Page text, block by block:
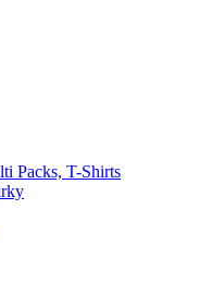
Packs, T-Shirts